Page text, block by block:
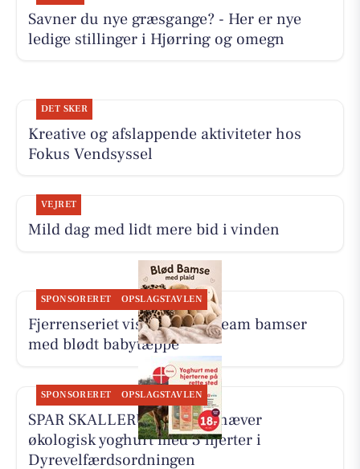
Savner du nye græsgange? - Her er nye
ledige stillinger i Hjørring og omegn
DET SKER
Kreative og afslappende aktiviteter hos
Fokus Vendsyssel
VEJRET
Mild dag med lidt mere bid i vinden
SPONSORERET OPSLAGSTAVLEN
Fjerrenseriet viser Dream Team bamser
med blødt babytæppe
SPONSORERET OPSLAGSTAVLEN
SPAR SKALLERUP A/S fremhæver
økologisk yoghurt med 3 hjerter i
Dyrevelfærdsordningen